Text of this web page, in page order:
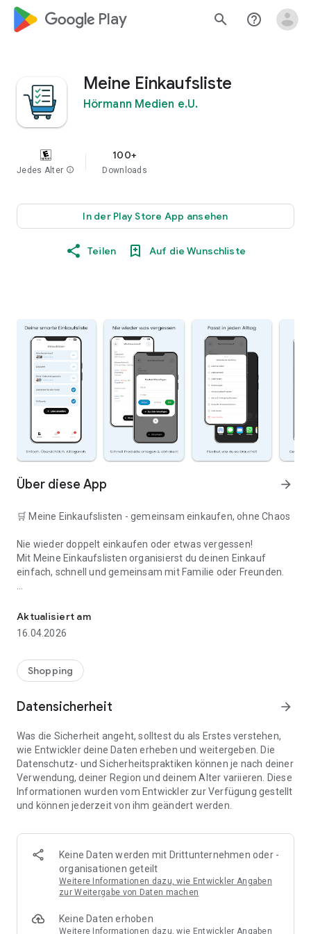
google_logo Play search help_outline
Meine Einkaufsliste
Hörmann Medien e.U.
Jedes Alter info
100+
Downloads
In der Play Store App ansehen
Teilen Auf die Wunschliste
Über diese App arrow_forward
🛒 Meine Einkaufslisten - gemeinsam einkaufen, ohne Chaos
Nie wieder doppelt einkaufen oder etwas vergessen!
Mit Meine Einkaufslisten organisierst du deinen Einkauf
einfach, schnell und gemeinsam mit Familie oder Freunden.
👨‍👩‍👧 Gemeinsame Einkaufslisten in Echtzeit: Alle sehen
⚡ Superschnell & einfach: Liste in Sekunden erstellen und
sofort loslegen.
📱 Immer dabei: Deine Einkaufsliste ist jederzeit auf deinem
🤝 Teilen leicht gemacht: Lade andere ein und erledigt den
Einkauf gemeinsam.
🍳 Zutaten direkt aus Rezepten übernehmen: Importiere
Zutaten von Rezept-Webseiten und verwandle sie
🚀 DEINE VORTEILE IM ALLTAG
* Nie wieder doppelte Einkäufe
* Kein Chaos mehr beim Einkaufen
* Bessere Abstimmung mit Familie & Freunden
* Perfekt für die Essensplanung
Aktualisiert am
16.04.2026
Shopping
Datensicherheit arrow_forward
Was die Sicherheit angeht, solltest du als Erstes verstehen,
wie Entwickler deine Daten erheben und weitergeben. Die
Datenschutz- und Sicherheitspraktiken können je nach deiner
Verwendung, deiner Region und deinem Alter variieren. Diese
Informationen wurden vom Entwickler zur Verfügung gestellt
und können jederzeit von ihm geändert werden.
Keine Daten werden mit Drittunternehmen oder -
organisationen geteilt
Weitere Informationen dazu, wie Entwickler Angaben
zur Weitergabe von Daten machen
Keine Daten erhoben
Weitere Informationen dazu, wie Entwickler Angaben